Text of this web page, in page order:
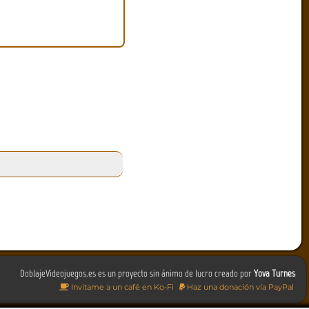
DoblajeVideojuegos.es es un proyecto sin ánimo de lucro creado porYova Turnes
Invítame a un café en Ko-Fi Haz una donación vía PayPal